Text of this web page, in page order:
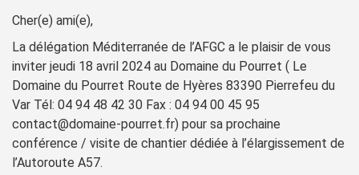
Cher(e) ami(e),
La délégation Méditerranée de l’AFGC a le plaisir de vous
inviter jeudi 18 avril 2024 au Domaine du Pourret ( Le
Domaine du Pourret Route de Hyères 83390 Pierrefeu du
Var Tél: 04 94 48 42 30 Fax : 04 94 00 45 95
contact@domaine-pourret.fr) pour sa prochaine
conférence / visite de chantier dédiée à l’élargissement de
l’Autoroute A57.